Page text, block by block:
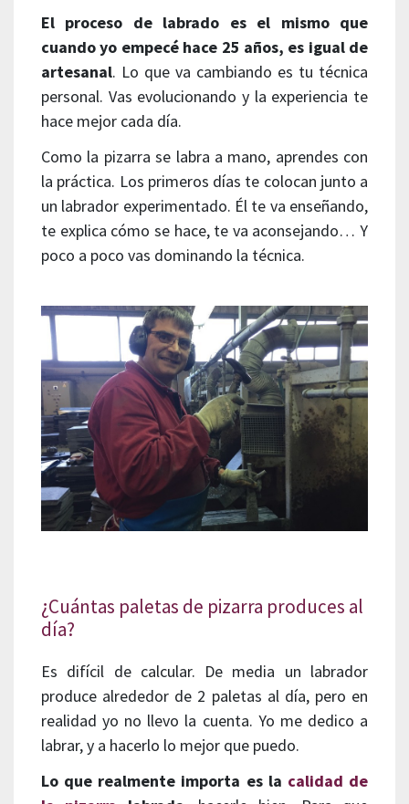
El proceso de labrado es el mismo que
cuando yo empecé hace 25 años, es igual de
artesanal. Lo que va cambiando es tu técnica
personal. Vas evolucionando y la experiencia te
hace mejor cada día.
Como la pizarra se labra a mano, aprendes con
la práctica. Los primeros días te colocan junto a
un labrador experimentado. Él te va enseñando,
te explica cómo se hace, te va aconsejando… Y
poco a poco vas dominando la técnica.
¿Cuántas paletas de pizarra produces al
día?
Es difícil de calcular. De media un labrador
produce alrededor de 2 paletas al día, pero en
realidad yo no llevo la cuenta. Yo me dedico a
labrar, y a hacerlo lo mejor que puedo.
Lo que realmente importa es la calidad de